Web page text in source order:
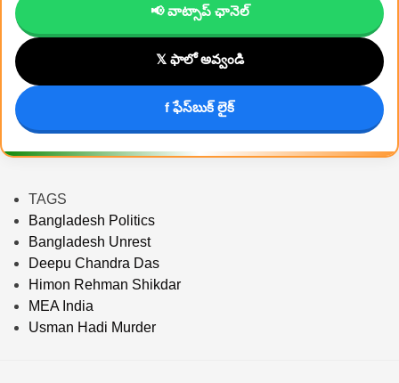
📢 వాట్సాప్ ఛానెల్
𝕏 ఫాలో అవ్వండి
f ఫేస్‌బుక్ లైక్
TAGS
Bangladesh Politics
Bangladesh Unrest
Deepu Chandra Das
Himon Rehman Shikdar
MEA India
Usman Hadi Murder